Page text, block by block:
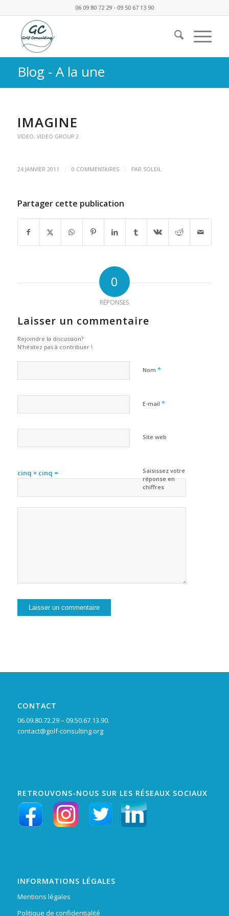
06 09 80 72 29 - 09 50 67 13 90
Blog - A la une
IMAGINE
VIDEO, VIDEO GROUP 2
24 JANVIER 2011 / 0 COMMENTAIRES / PAR SOLEIL
Partager cette publication
0
RÉPONSES
Laisser un commentaire
Rejoindre la discussion?
N’hésitez pas à contribuer !
Nom *
E-mail *
Site web
Saisissez votre
réponse en
chiffres
cinq × cinq =
CONTACT
06.09.80.72.29 – 09.50.67.13.90.
contact@golf-consulting.org
RETROUVONS-NOUS SUR LES RÉSEAUX SOCIAUX
INFORMATIONS LÉGALES
Mentions légales
Politique de confidentialité